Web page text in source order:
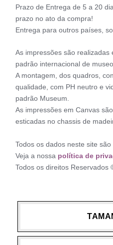
Prazo de Entrega de 5 a 20
prazo no ato da compra!
Entrega para outros países,
As impressões são realizadas
padrão internacional de
A montagem, dos quadros,
qualidade, com PH neutro e
padrão Museum.
As impressões em Canvas
esticadas no chassis de
Todos os dados neste site
Veja a nossa política de
Todos os direitos Reservados